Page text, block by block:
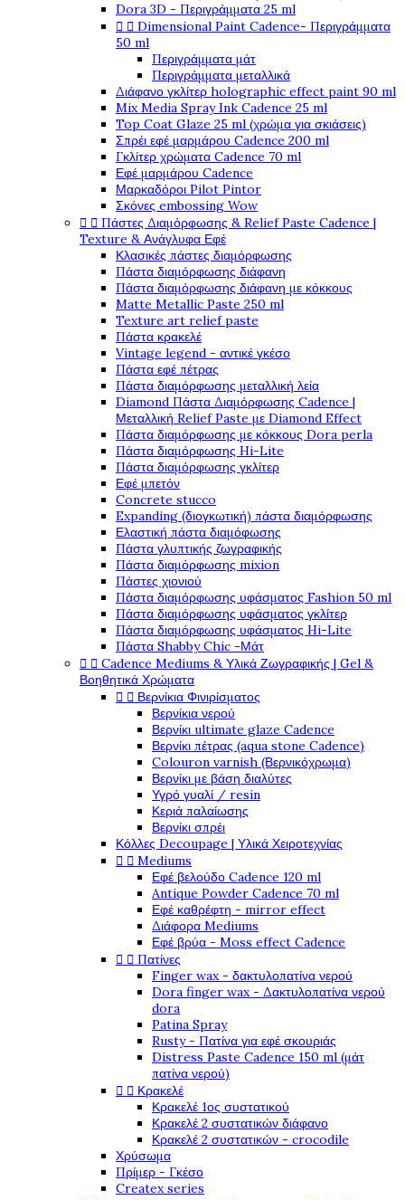
Dora 3D - Περιγράμματα 25 ml
  Dimensional Paint Cadence- Περιγράμματα
50 ml
Περιγράμματα μάτ
Περιγράμματα μεταλλικά
Διάφανο γκλίτερ holographic effect paint 90 ml
Mix Media Spray Ink Cadence 25 ml
Top Coat Glaze 25 ml (χρώμα για σκιάσεις)
Σπρέι εφέ μαρμάρου Cadence 200 ml
Γκλίτερ χρώματα Cadence 70 ml
Εφέ μαρμάρου Cadence
Μαρκαδόροι Pilot Pintor
Σκόνες embossing Wow
  Πάστες Διαμόρφωσης & Relief Paste Cadence |
Texture & Ανάγλυφα Εφέ
Κλασικές πάστες διαμόρφωσης
Πάστα διαμόρφωσης διάφανη
Πάστα διαμόρφωσης διάφανη με κόκκους
Matte Metallic Paste 250 ml
Texture art relief paste
Πάστα κρακελέ
Vintage legend - αντικέ γκέσο
Πάστα εφέ πέτρας
Πάστα διαμόρφωσης μεταλλική λεία
Diamond Πάστα Διαμόρφωσης Cadence |
Μεταλλική Relief Paste με Diamond Effect
Πάστα διαμόρφωσης με κόκκους Dora perla
Πάστα διαμόρφωσης Hi-Lite
Πάστα διαμόρφωσης γκλίτερ
Εφέ μπετόν
Concrete stucco
Expanding (διογκωτική) πάστα διαμόρφωσης
Ελαστική πάστα διαμόφωσης
Πάστα γλυπτικής ζωγραφικής
Πάστα διαμόρφωσης mixion
Πάστες χιονιού
Πάστα διαμόρφωσης υφάσματος Fashion 50 ml
Πάστα διαμόρφωσης υφάσματος γκλίτερ
Πάστα διαμόρφωσης υφάσματος Hi-Lite
Πάστα Shabby Chic -Μάτ
  Cadence Mediums & Υλικά Ζωγραφικής | Gel &
Βοηθητικά Χρώματα
  Βερνίκια Φινιρίσματος
Βερνίκια νερού
Βερνίκι ultimate glaze Cadence
Βερνίκι πέτρας (aqua stone Cadence)
Colouron varnish (Βερνικόχρωμα)
Βερνίκι με βάση διαλύτες
Υγρό γυαλί / resin
Κεριά παλαίωσης
Βερνίκι σπρέι
Κόλλες Decoupage | Υλικά Χειροτεχνίας
  Mediums
Εφέ βελούδο Cadence 120 ml
Antique Powder Cadence 70 ml
Εφέ καθρέφτη - mirror effect
Διάφορα Mediums
Εφέ βρύα - Moss effect Cadence
  Πατίνες
Finger wax - δακτυλοπατίνα νερού
Dora finger wax - Δακτυλοπατίνα νερού
dora
Patina Spray
Rusty - Πατίνα για εφέ σκουριάς
Distress Paste Cadence 150 ml (μάτ
πατίνα νερού)
  Κρακελέ
Κρακελέ 1ος συστατικού
Κρακελέ 2 συστατικών διάφανο
Κρακελέ 2 συστατικών - crocodile
Χρύσωμα
Πρίμερ - Γκέσο
Createx series